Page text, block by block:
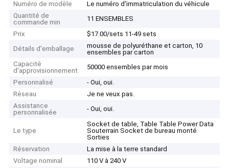
Numéro de modèle
Le numéro d'immatriculation du véhicule
Quantité de
commande min
11 ENSEMBLES
Prix
$17.00/sets 11-49 sets
Détails d'emballage
mousse de polyuréthane et carton, 10
ensembles par carton
Capacité
d'approvisionnement
50000 ensembles par mois
Personnalisé
- Oui, oui.
Réseau
Je ne veux pas.
Assistance
personnalisée
- Oui, oui.
Le type
Socket de table, Table Table Power Data
Souterrain Socket de bureau monté
Sorties
Réservation
La mise à la terre standard
Voltage nominal
110 V à 240 V